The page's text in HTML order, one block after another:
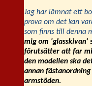
Jag har lämnat ett
prova om det kan
som finns till denna
mig om 'glasskivan'
förutsätter att far
den modellen ska
annan
armstöden.